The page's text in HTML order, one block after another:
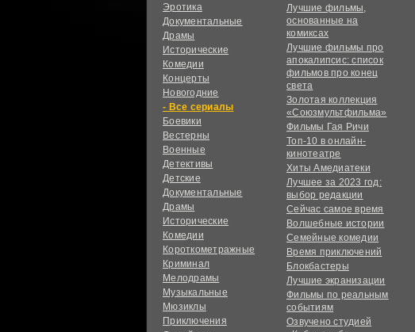
Эротика
Документальные
Драмы
Исторические
Комедии
Концерты
Новогодние
сериалы
Боевики
Вестерны
Военные
Детективы
Детские
Документальные
Драмы
Исторические
Комедии
Короткометражные
Криминал
Мелодрамы
Музыкальные
Мюзиклы
Приключения
Лучшие фильмы,
основанные на
комиксах
Лучшие фильмы про
апокалипсис: список
фильмов про конец
света
Золотая коллекция
«Союзмультфильма»
Фильмы Гая Ричи
Топ-10 в онлайн-
кинотеатре
Хиты Амедиатеки
Лучшее за 2023 год:
выбор редакции
Сейчас самое время
Волшебные истории
Семейные комедии
Время приключений
Блокбастеры
Лучшие экранизации
Фильмы по реальным
событиям
Озвучено студией